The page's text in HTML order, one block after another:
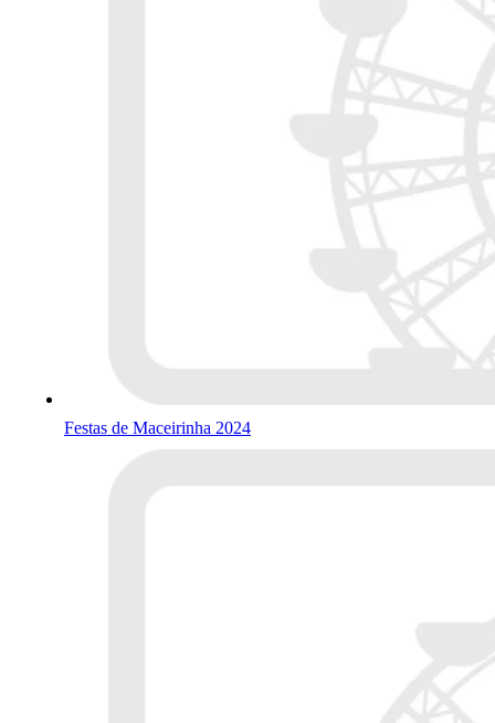
Festas de Maceirinha 2024